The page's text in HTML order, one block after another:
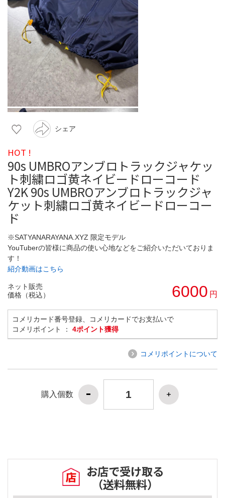
シェア
HOT !
90s UMBROアンブロトラックジャケッ
ト刺繍ロゴ黄ネイビードローコード
Y2K 90s UMBROアンブロトラックジャ
ケット刺繍ロゴ黄ネイビードローコー
ド
※SATYANARAYANA.XYZ 限定モデル
YouTuberの皆様に商品の使い心地などをご紹介いただいておりま
す！
紹介動画はこちら
ネット販売
価格（税込）
6000 円
コメリカード番号登録、コメリカードでお支払いで
コメリポイント ： 4ポイント獲得
コメリポイントについて
購入個数
お店で受け取る
（送料無料）